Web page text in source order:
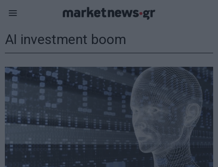
AI investment boom